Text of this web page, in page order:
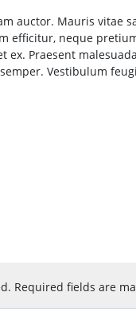
auctor. Mauris vitae
efficitur, neque
ex. Praesent
Vestibulum
Required fields are